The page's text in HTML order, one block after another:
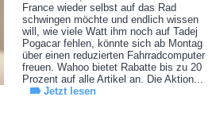
France wieder selbst auf das Rad
schwingen möchte und endlich wissen
will, wie viele Watt ihm noch auf Tadej
Pogacar fehlen, könnte sich ab Montag
über einen reduzierten Fahrradcomputer
freuen. Wahoo bietet Rabatte bis zu 20
Prozent auf alle Artikel an. Die Aktion...
Jetzt lesen